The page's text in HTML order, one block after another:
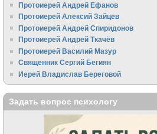
Протоиерей Андрей Ефанов
Протоиерей Алексий Зайцев
Протоиерей Андрей Спиридонов
Протоиерей Андрей Ткачёв
Протоиерей Василий Мазур
Священник Сергий Бегиян
Иерей Владислав Береговой
Задать вопрос психологу